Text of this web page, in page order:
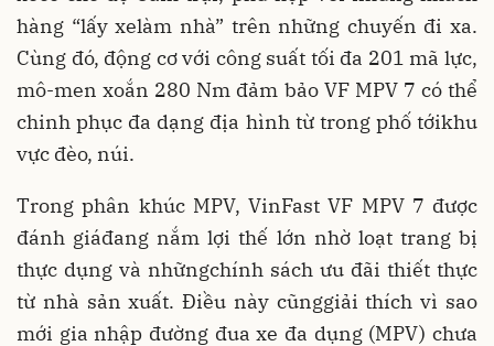
hàng “lấy xelàm nhà” trên những chuyến đi xa.
Cùng đó, động cơ với công suất tối đa 201 mã lực,
mô-men xoắn 280 Nm đảm bảo VF MPV 7 có thể
chinh phục đa dạng địa hình từ trong phố tớikhu
vực đèo, núi.
Trong phân khúc MPV, VinFast VF MPV 7 được
đánh giáđang nắm lợi thế lớn nhờ loạt trang bị
thực dụng và nhữngchính sách ưu đãi thiết thực
từ nhà sản xuất. Điều này cũnggiải thích vì sao
mới gia nhập đường đua xe đa dụng (MPV) chưa